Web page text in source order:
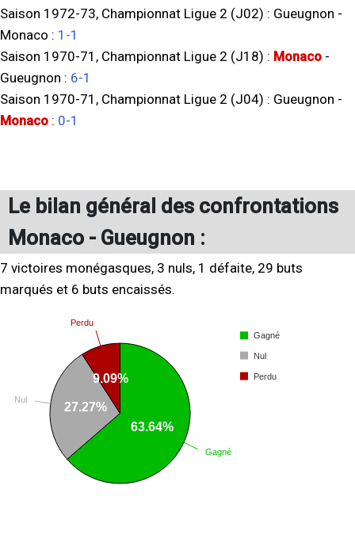
Saison 1972-73, Championnat Ligue 2 (J02) : Gueugnon -
Monaco : 1-1
Saison 1970-71, Championnat Ligue 2 (J18) : Monaco -
Gueugnon : 6-1
Saison 1970-71, Championnat Ligue 2 (J04) : Gueugnon -
Monaco : 0-1
Le bilan général des confrontations
Monaco - Gueugnon :
7 victoires monégasques, 3 nuls, 1 défaite, 29 buts
marqués et 6 buts encaissés.